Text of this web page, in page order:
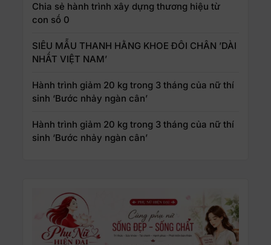
Chia sẻ hành trình xây dựng thương hiệu từ
con số 0
SIÊU MẪU THANH HẰNG KHOE ĐÔI CHÂN ’DÀI
NHẤT VIỆT NAM’
Hành trình giảm 20 kg trong 3 tháng của nữ thí
sinh ‘Bước nhảy ngàn cân’
Hành trình giảm 20 kg trong 3 tháng của nữ thí
sinh ‘Bước nhảy ngàn cân’